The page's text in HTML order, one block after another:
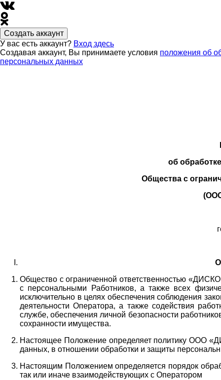
Создать аккаунт
У вас есть аккаунт? Вход здесь
Создавая аккаунт, Вы принимаете условия положения об
персональных данных
об
Общества с
Общество с ограниченной ответственностью
с персональными Работников, а также всех
исключительно в целях обеспечения соблюдения
деятельности Оператора,а также содействия
службе, обеспечения личной безопасности
сохранности имущества.
Настоящее Положение определяет политику ООО
данных, в отношении обработки и защиты
Настоящим Положением определяется порядок
так или иначе взаимодействующих с Оператором